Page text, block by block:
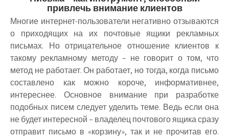
привлечь внимание клиентов
Многие интернет-пользователи негативно отзываются
о приходящих на их почтовые ящики рекламных
письмах. Но отрицательное отношение клиентов к
такому рекламному методу – не говорит о том, что
метод не работает. Он работает, но тогда, когда письмо
составлено как можно короче, информативнее,
интереснее. Основное внимание при разработке
подобных писем следует уделить теме. Ведь если она
не будет интересной – владелец почтового ящика сразу
отправит письмо в «корзину», так и не прочитав его.